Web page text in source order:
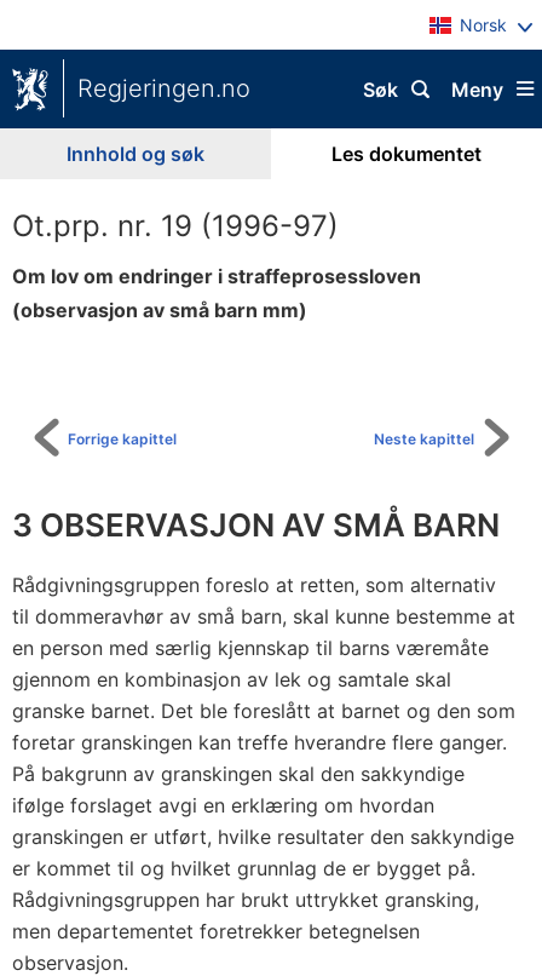
Norsk
Regjeringen.no Meny
Søk
Innhold og søk Les dokumentet
Ot.prp. nr. 19 (1996-97)
Om lov om endringer i straffeprosessloven
(observasjon av små barn mm)
Neste kapittel
Forrige kapittel
3 OBSERVASJON AV SMÅ BARN
Rådgivningsgruppen foreslo at retten, som alternativ
til dommeravhør av små barn, skal kunne bestemme at
en person med særlig kjennskap til barns væremåte
gjennom en kombinasjon av lek og samtale skal
granske barnet. Det ble foreslått at barnet og den som
foretar granskingen kan treffe hverandre flere ganger.
På bakgrunn av granskingen skal den sakkyndige
ifølge forslaget avgi en erklæring om hvordan
granskingen er utført, hvilke resultater den sakkyndige
er kommet til og hvilket grunnlag de er bygget på.
Rådgivningsgruppen har brukt uttrykket gransking,
men departementet foretrekker betegnelsen
observasjon.